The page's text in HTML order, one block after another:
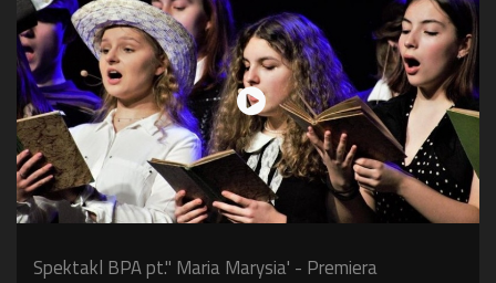
Spektakl BPA pt." Maria Marysia' - Premiera